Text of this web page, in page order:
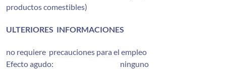
productos comestibles)
ULTERIORES INFORMACIONES
no requiere precauciones para el empleo
Efecto agudo: ninguno